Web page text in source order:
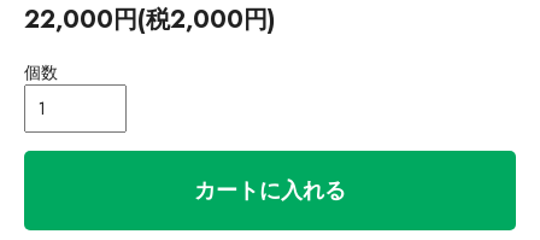
22,000円(税2,000円)
個数
カートに入れる